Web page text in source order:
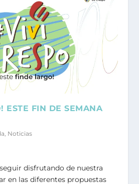
ESTE FIN DE SEMANA
Noticias
disfrutando de nuestra
en las diferentes propuestas